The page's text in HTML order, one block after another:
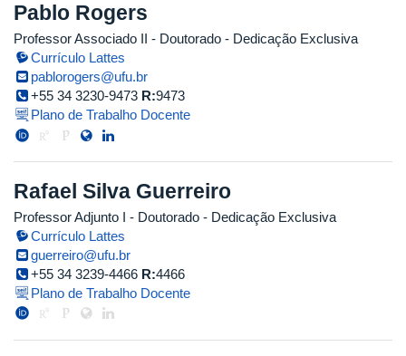
Pablo Rogers
Professor Associado II - Doutorado - Dedicação Exclusiva
Currículo Lattes
pablorogers@ufu.br
+55 34 3230-9473 R:9473
Plano de Trabalho Docente
Rafael Silva Guerreiro
Professor Adjunto I - Doutorado - Dedicação Exclusiva
Currículo Lattes
guerreiro@ufu.br
+55 34 3239-4466 R:4466
Plano de Trabalho Docente